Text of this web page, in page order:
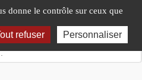
donne le contrôle sur ceux que
refuser Personnaliser